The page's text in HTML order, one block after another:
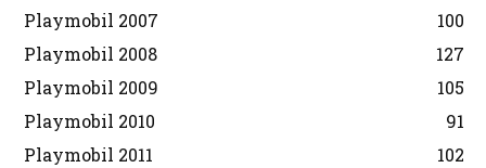
Playmobil 2007
100
Playmobil 2008
127
Playmobil 2009
105
Playmobil 2010
91
Playmobil 2011
102